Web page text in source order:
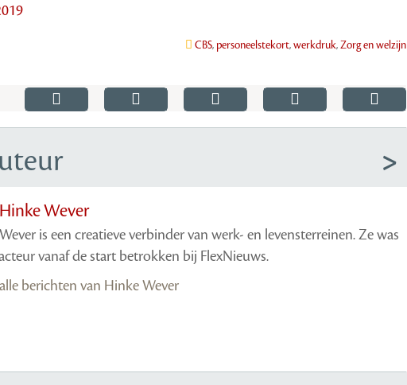
CBS, personeelstekort,werkdruk,Zorg en welzijn
Wever
is een creatieve verbinder van werk- en levensterreinen. Ze was
vanaf de start betrokken bij FlexNieuws.
berichten van Hinke Wever